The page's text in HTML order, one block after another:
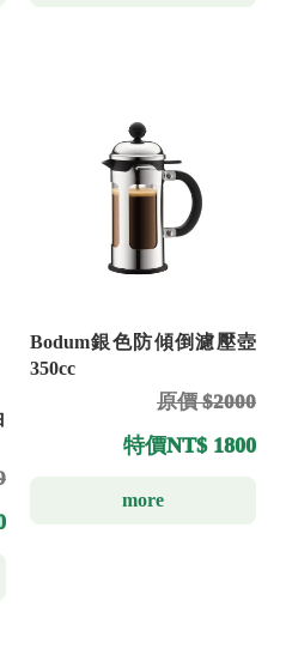
Bodum銀色防傾倒濾壓壺
350cc
原價 $2000
特價NT$ 1800
more